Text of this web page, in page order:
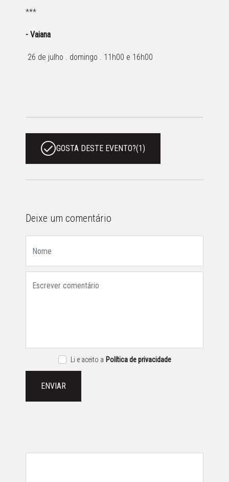
***
- Vaiana
26 de julho . domingo . 11h00 e 16h00
GOSTA DESTE EVENTO?(1)
Deixe um comentário
Li e aceito a Política de privacidade
ENVIAR